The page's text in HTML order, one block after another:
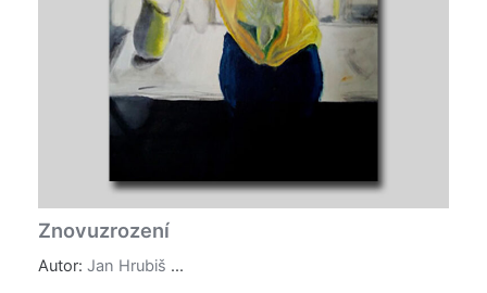
Znovuzrození
Autor: Jan Hrubiš ...